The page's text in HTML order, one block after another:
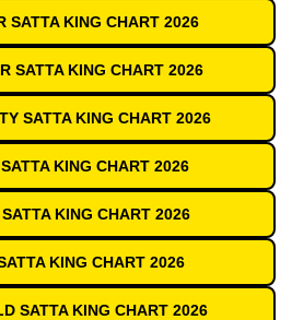
SATTA KING CHART 2026
SATTA KING CHART 2026
SATTA KING CHART 2026
KING CHART 2026
KING CHART 2026
KING CHART 2026
SATTA KING CHART 2026